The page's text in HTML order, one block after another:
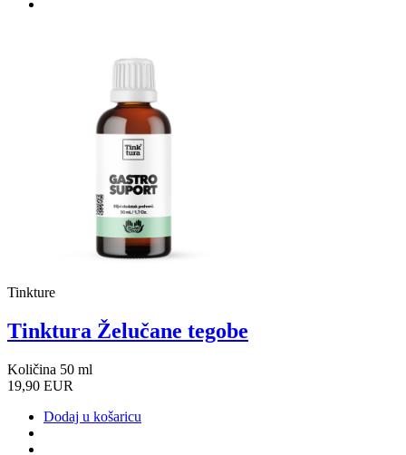
Tinkture
Tinktura Želučane tegobe
Količina 50 ml
19,90 EUR
Dodaj u košaricu